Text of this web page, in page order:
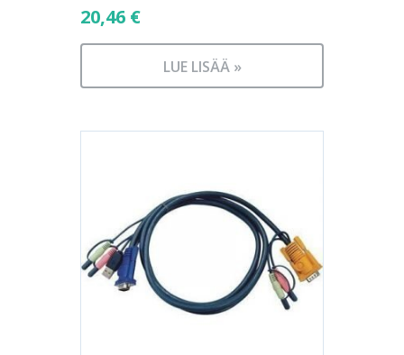
20,46 €
LUE LISÄÄ »